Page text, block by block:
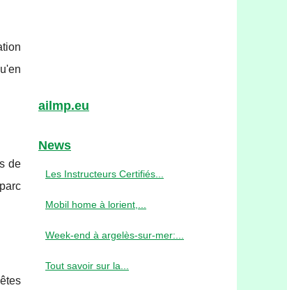
de
ailmp.eu
News
Les Instructeurs Certifiés...
Mobil home à lorient,...
Week-end à argelès-sur-mer:...
Tout savoir sur la...